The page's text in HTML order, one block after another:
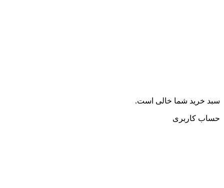
سبد خرید شما خالی است.
حساب کاربری